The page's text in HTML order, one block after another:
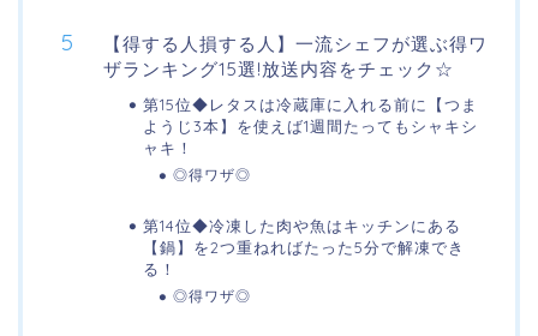
【得する人損する人】一流シェフが選ぶ得ワ
ザランキング15選!放送内容をチェック☆
第15位◆レタスは冷蔵庫に入れる前に【つま
ようじ3本】を使えば1週間たってもシャキシ
ャキ！
◎得ワザ◎
第14位◆冷凍した肉や魚はキッチンにある
【鍋】を2つ重ねればたった5分で解凍でき
る！
◎得ワザ◎